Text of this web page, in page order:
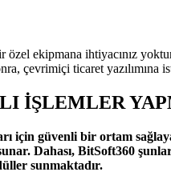
ekipmana ihtiyacınız
çevrimiçi ticaret
IŞLEMLER
için güvenli bir ortam
Dahası, BitSoft360
sunmaktadır.